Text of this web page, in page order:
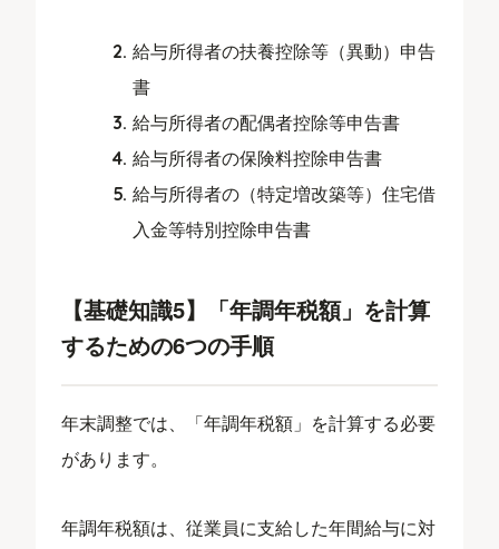
給与所得者の扶養控除等（異動）申告
書
給与所得者の配偶者控除等申告書
給与所得者の保険料控除申告書
給与所得者の（特定増改築等）住宅借
入金等特別控除申告書
【基礎知識5】「年調年税額」を計算
するための6つの手順
年末調整では、「年調年税額」を計算する必要
があります。
年調年税額は、従業員に支給した年間給与に対